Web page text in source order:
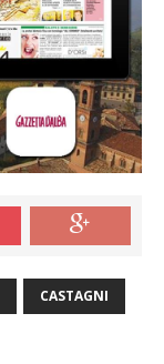
CASTAGNI